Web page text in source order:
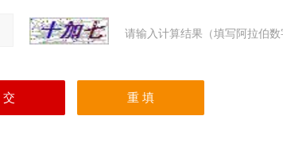
请输入计算结果（填写阿拉伯